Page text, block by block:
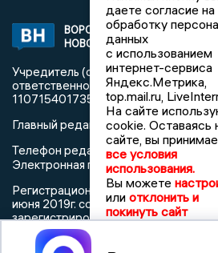
ВОРОНЕЖСКИЕ
НОВОСТИ
2019 ©
«Воронежские
Учредитель (соучредители):
ответственностью
1107154017354)
Главный редактор: Пирогов А.А.
Телефон редакции: +7 (473) 262 77
Электронная почта редакции:
Регистрационный номер: серия
июня 2019г. согласно выписке из
зарегистрированных средств
выдана Федеральной службой по
информационных технологий и
даете согласие на
обработку
данных
с использованием
интернет-сервиса
Яндекс.Метрика,
top.mail.ru,
На сайте
cookie. Оставаясь
сайте, вы
все условия
использования.
Вы можете
или отклонить и
покинуть сайт